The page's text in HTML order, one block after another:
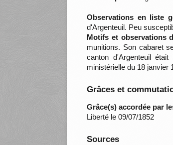
Observations en liste
d'Argenteuil. Peu
Motifs et observations
munitions. Son cabaret
canton d'Argenteuil
ministérielle du 18 janvier
Grâces et
Grâce(s) accordée par
Liberté le 09/07/1852
Sources